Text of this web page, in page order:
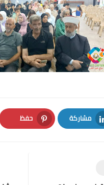
مشاركة
LinkedIn
حفظ
Pinterest